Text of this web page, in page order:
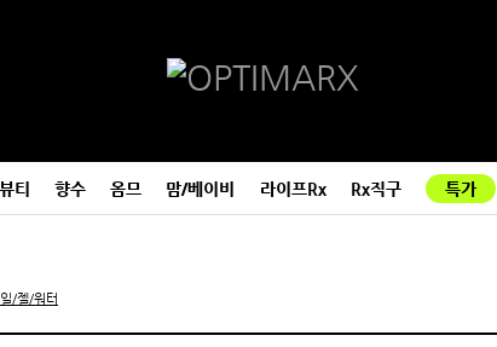
티 향수 옴므 맘/베이비 라이프Rx Rx직구 특가
/젤/워터